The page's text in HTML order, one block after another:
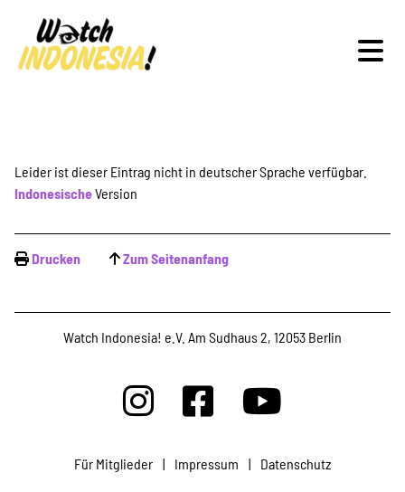
Schwerpunkte
Veranstaltungen
Publikationen
Projekte
Leider ist dieser Eintrag nicht in deutscher Sprache verfügbar.
IndonesischeVersion
Drucken Zum Seitenanfang
Watch Indonesia! e.V. Am Sudhaus 2, 12053 Berlin
Für Mitglieder | Impressum | Datenschutz